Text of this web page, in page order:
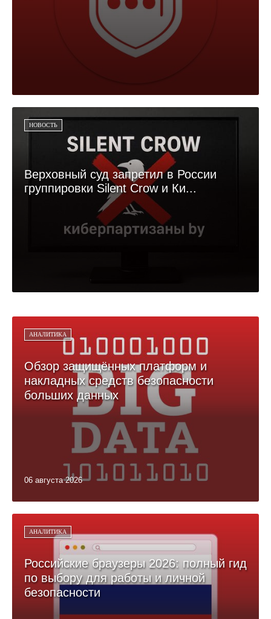
НОВОСТЬ
Верховный суд запретил в России
группировки Silent Crow и Ки...
АНАЛИТИКА
Обзор защищённых платформ и
накладных средств безопасности
больших данных
06 августа 2026
АНАЛИТИКА
Российские браузеры 2026: полный гид
по выбору для работы и личной
безопасности